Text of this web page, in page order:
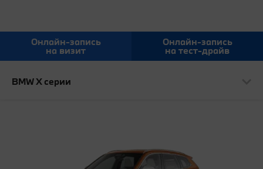
Онлайн-запись
на визит
Онлайн-запись
на тест-драйв
BMW X серии